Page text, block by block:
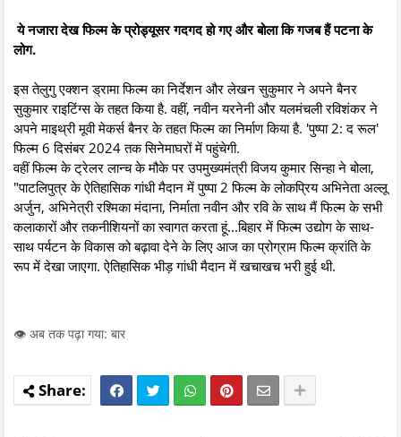
ये नजारा देख फिल्म के प्रोड्यूसर गदगद हो गए और बोला कि गजब हैं पटना के
लोग.
इस तेलुगु एक्शन ड्रामा फिल्म का निर्देशन और लेखन सुकुमार ने अपने बैनर
सुकुमार राइटिंग्स के तहत किया है. वहीं, नवीन यरनेनी और यलमंचली रविशंकर ने
अपने माइथ्री मूवी मेकर्स बैनर के तहत फिल्म का निर्माण किया है. 'पुष्पा 2: द रूल'
फिल्म 6 दिसंबर 2024 तक सिनेमाघरों में पहुंचेगी.
वहीं फिल्म के ट्रेलर लान्च के मौके पर उपमुख्यमंत्री विजय कुमार सिन्हा ने बोला,
"पाटलिपुत्र के ऐतिहासिक गांधी मैदान में पुष्पा 2 फिल्म के लोकप्रिय अभिनेता अल्लू
अर्जुन, अभिनेत्री रश्मिका मंदाना, निर्माता नवीन और रवि के साथ मैं फिल्म के सभी
कलाकारों और तकनीशियनों का स्वागत करता हूं...बिहार में फिल्म उद्योग के साथ-
साथ पर्यटन के विकास को बढ़ावा देने के लिए आज का प्रोग्राम फिल्म क्रांति के
रूप में देखा जाएगा. ऐतिहासिक भीड़ गांधी मैदान में खचाखच भरी हुई थी.
👁️ अब तक पढ़ा गया: बार